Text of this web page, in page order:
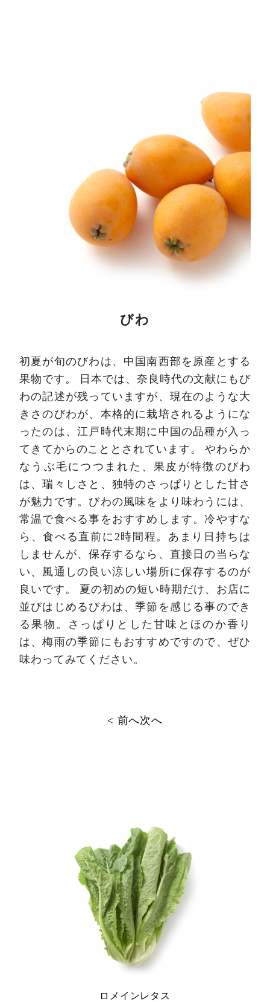
びわ
初夏が旬のびわは、中国南西部を原産とする
果物です。
日本では、奈良時代の文献にもび
わの記述が残っていますが、現在のような大
きさのびわが、本格的に栽培されるようにな
ったのは、江戸時代末期に中国の品種が入っ
てきてからのこととされています。
やわらか
なうぶ毛につつまれた、果皮が特徴のびわ
は、瑞々しさと、独特のさっぱりとした甘さ
が魅力です。びわの風味をより味わうには、
常温で食べる事をおすすめします。冷やすな
ら、食べる直前に2時間程。あまり日持ちは
しませんが、保存するなら、直接日の当らな
い、風通しの良い涼しい場所に保存するのが
良いです。
夏の初めの短い時期だけ、お店に
並びはじめるびわは、季節を感じる事のでき
る果物。さっぱりとした甘味とほのか香り
は、梅雨の季節にもおすすめですので、ぜひ
味わってみてください。
< 前へ次へ
ロメインレタス